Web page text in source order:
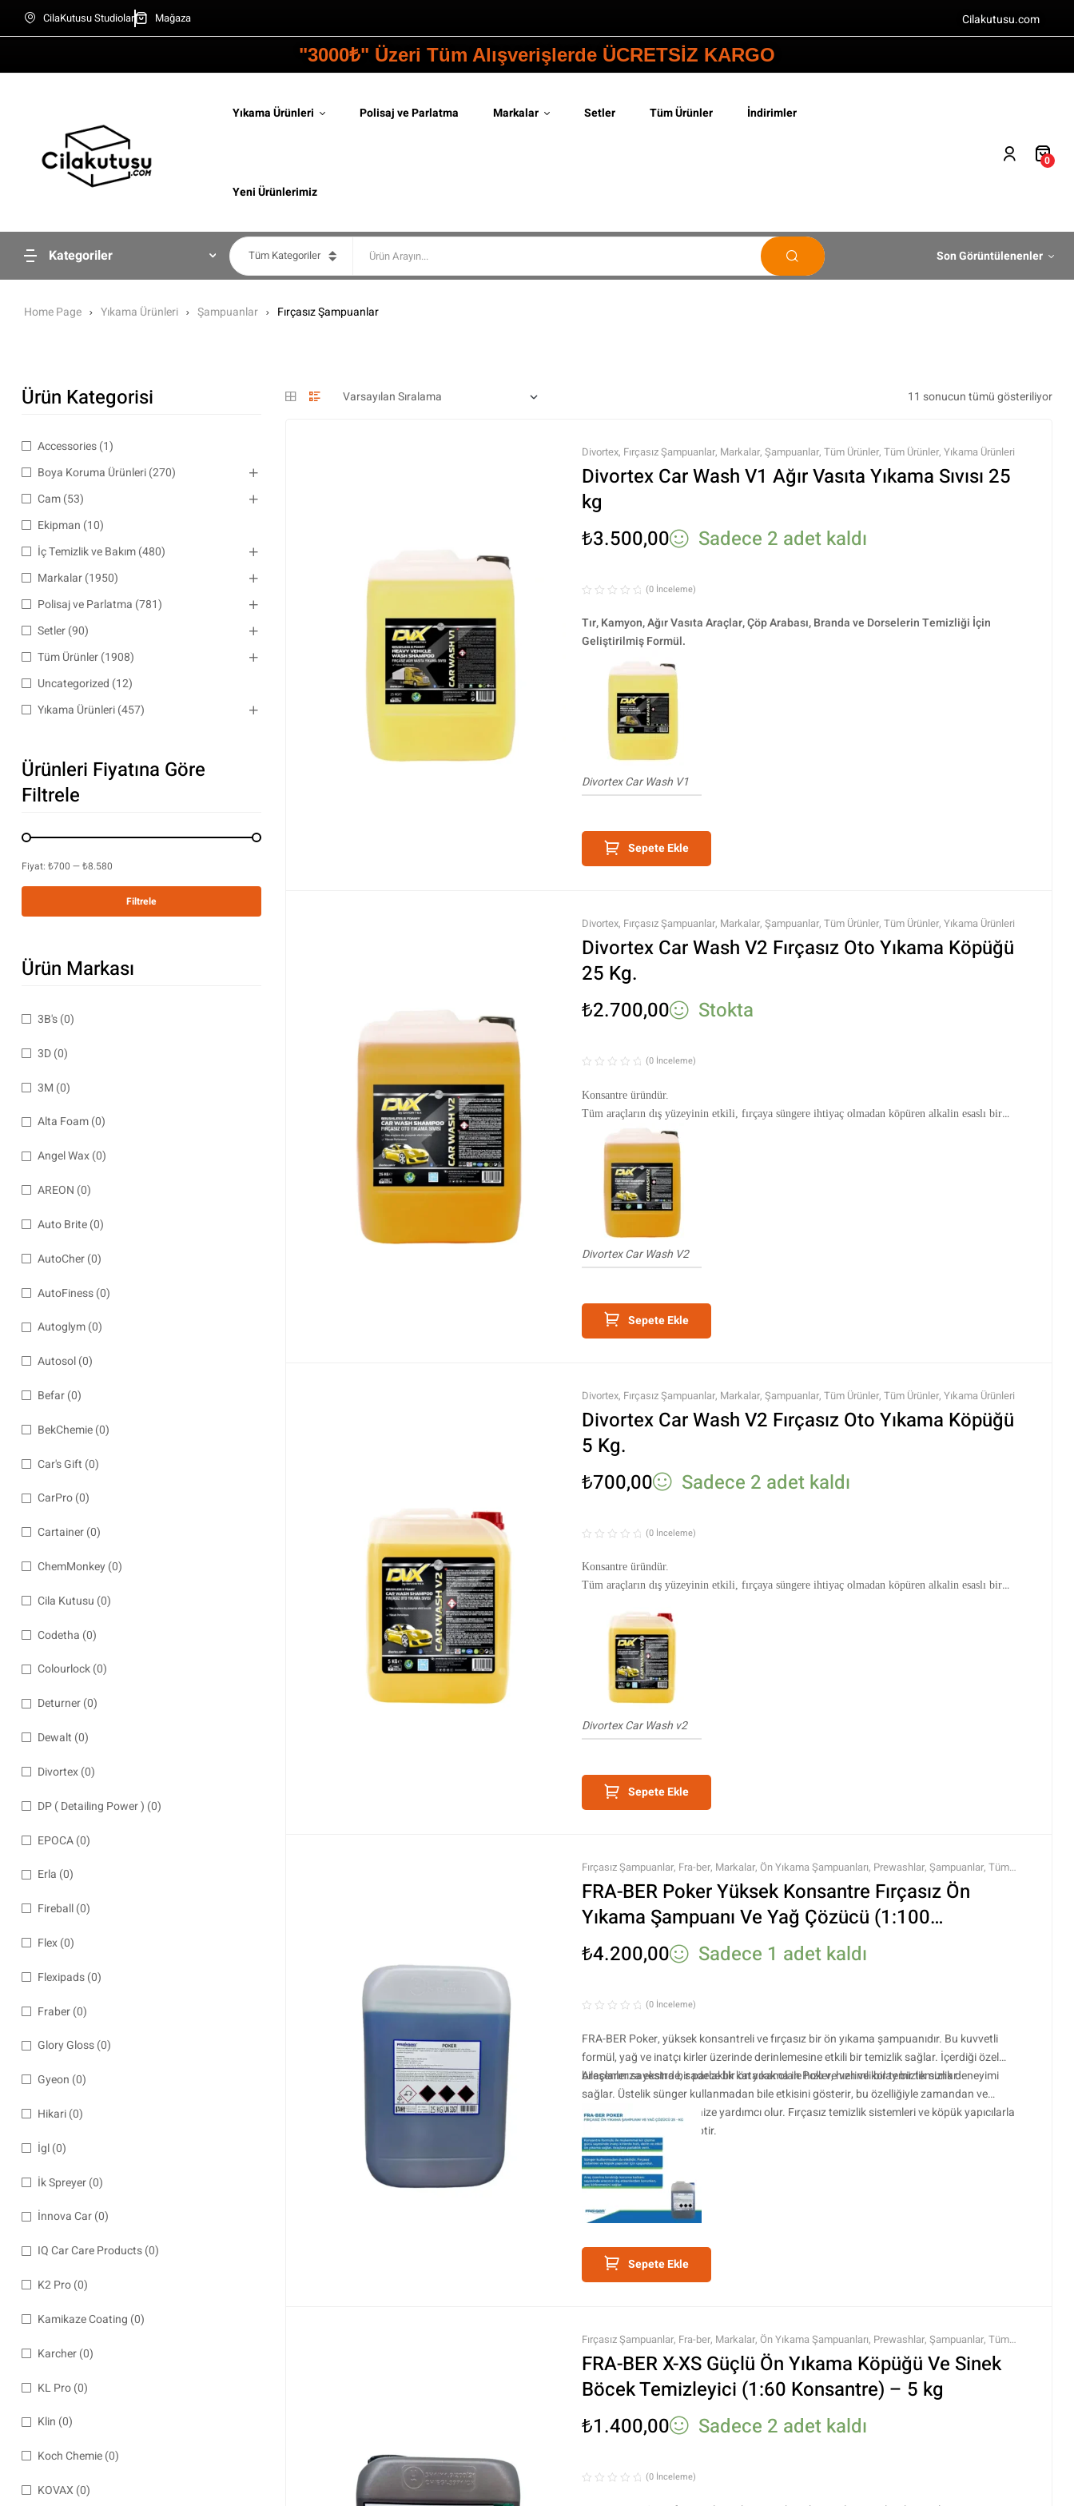
CilaKutusu Studiolar Mağaza Cilakutusu.com
"3000₺" Üzeri Tüm Alışverişlerde ÜCRETSİZ KARGO
Yıkama Ürünleri Polisaj ve Parlatma Markalar Setler Tüm Ürünler İndirimler
Yeni Ürünlerimiz
0
Kategoriler Tüm Kategoriler Son Görüntülenenler
Home Page Yıkama Ürünleri Şampuanlar Fırçasız Şampuanlar
11 sonucun tümü gösteriliyor
Divortex, Fırçasız Şampuanlar, Markalar, Şampuanlar, Tüm Ürünler, Tüm Ürünler, Yıkama Ürünleri
Divortex Car Wash V1 Ağır Vasıta Yıkama Sıvısı 25
kg
₺3.500,00 Sadece 2 adet kaldı
(0 İnceleme)
Tır, Kamyon, Ağır Vasıta Araçlar, Çöp Arabası, Branda ve Dorselerin Temizliği İçin
Geliştirilmiş Formül.
Divortex Car Wash V1
Sepete Ekle
Divortex, Fırçasız Şampuanlar, Markalar, Şampuanlar, Tüm Ürünler, Tüm Ürünler, Yıkama Ürünleri
Divortex Car Wash V2 Fırçasız Oto Yıkama Köpüğü
25 Kg.
₺2.700,00 Stokta
(0 İnceleme)
Konsantre üründür.
Tüm araçların dış yüzeyinin etkili, fırçaya süngere ihtiyaç olmadan köpüren alkalin esaslı bir
temizleme ürünüdür.
Sarı Renklidir.
Divortex Car Wash V2
Sepete Ekle
Divortex, Fırçasız Şampuanlar, Markalar, Şampuanlar, Tüm Ürünler, Tüm Ürünler, Yıkama Ürünleri
Divortex Car Wash V2 Fırçasız Oto Yıkama Köpüğü
5 Kg.
₺700,00 Sadece 2 adet kaldı
(0 İnceleme)
Konsantre üründür.
Tüm araçların dış yüzeyinin etkili, fırçaya süngere ihtiyaç olmadan köpüren alkalin esaslı bir
Sarı Renklidir.
Divortex Car Wash v2
Sepete Ekle
Fırçasız Şampuanlar, Fra-ber, Markalar, Ön Yıkama Şampuanları, Prewashlar, Şampuanlar, Tüm
Ürünler
Tüm Ürünler,Yıkama Ürünleri
FRA-BER Poker Yüksek Konsantre Fırçasız Ön
Yıkama Şampuanı Ve Yağ Çözücü (1:100
Konsantre) – 25 kg
₺4.200,00 Sadece 1 adet kaldı
(0 İnceleme)
FRA-BER Poker, yüksek konsantreli ve fırçasız bir ön yıkama şampuanıdır. Bu kuvvetli
formül, yağ ve inatçı kirler üzerinde derinlemesine etkili bir temizlik sağlar. İçerdiği özel
bileşenler sayesinde, sadece bir ön yıkama ile hızlı ve verimli bir temizlik sunar.
Araçlarınıza ekstra bir parlaklık katacak olan Poker, hızlı ve kolay bir temizlik deneyimi
sağlar. Üstelik sünger kullanmadan bile etkisini gösterir, bu özelliğiyle zamandan ve
enerjiden tasarruf etmenize yardımcı olur. Fırçasız temizlik sistemleri ve köpük yapıcılarla
uyumlu bir formüle sahiptir.
Sepete Ekle
Fırçasız Şampuanlar, Fra-ber, Markalar, Ön Yıkama Şampuanları, Prewashlar, Şampuanlar, Tüm
Ürünler
Tüm Ürünler, Yıkama Ürünleri
FRA-BER X-XS Güçlü Ön Yıkama Köpüğü Ve Sinek
Böcek Temizleyici (1:60 Konsantre) – 5 kg
₺1.400,00 Sadece 2 adet kaldı
(0 İnceleme)
Ürün Kategorisi
Accessories(1)
Boya Koruma Ürünleri(270)
Cam(53)
Ekipman (10)
İç Temizlik ve Bakım(480)
Markalar(1950)
Polisaj ve Parlatma (781)
Setler(90)
Tüm Ürünler(1908)
Uncategorized (12)
Yıkama Ürünleri(457)
Ürünleri Fiyatına Göre
Filtrele
Filtrele
Fiyat: ₺700 —₺8.580
Ürün Markası
3B's(0)
3D(0)
3M (0)
Alta Foam(0)
Angel Wax(0)
AREON (0)
Auto Brite(0)
AutoCher(0)
AutoFiness(0)
Autoglym(0)
Autosol(0)
Befar(0)
BekChemie(0)
Car's Gift (0)
CarPro(0)
Cartainer(0)
ChemMonkey (0)
Cila Kutusu (0)
Codetha (0)
Colourlock(0)
Deturner(0)
Dewalt (0)
Divortex(0)
DP ( Detailing Power ) (0)
EPOCA(0)
Erla (0)
Fireball(0)
Flex(0)
Flexipads(0)
Fraber(0)
Glory Gloss(0)
Gyeon (0)
Hikari(0)
İgl(0)
İk Spreyer(0)
İnnova Car(0)
IQ Car Care Products(0)
K2 Pro(0)
Kamikaze Coating (0)
Karcher(0)
KL Pro(0)
Klin (0)
Koch Chemie(0)
KOVAX (0)